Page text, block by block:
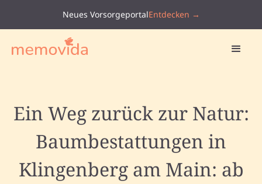
Neues VorsorgeportalEntdecken →
Ein Weg zurück zur Natur:
Baumbestattungen in
Klingenberg am Main: ab